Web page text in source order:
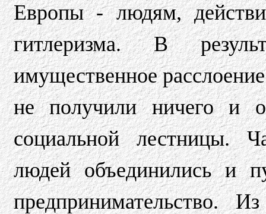
Европы - людям,
гитлеризма. В
имущественное
не получили ничего и
социальной лестницы.
людей объединились и
предпринимательство.